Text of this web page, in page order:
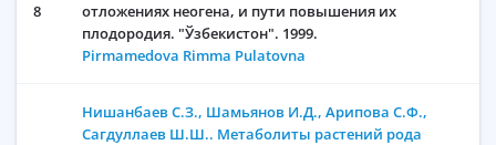
8
отложениях неогена, и пути повышения их
плодородия. "Ўзбекистон". 1999.
Pirmamedova Rimma Pulatovna
Нишанбаев С.З., Шамьянов И.Д., Арипова С.Ф.,
Сагдуллаев Ш.Ш.. Метаболиты растений рода